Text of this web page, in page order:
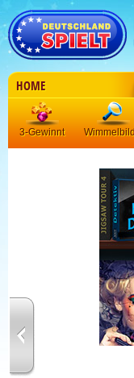
HOME
3-Gewinnt